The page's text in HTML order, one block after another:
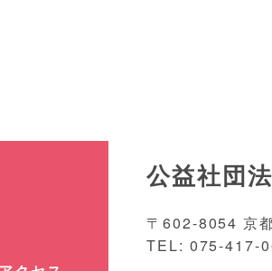
公益社団
〒602-8054 京
TEL: 075-417-